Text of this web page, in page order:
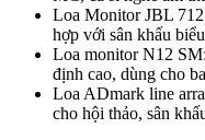
Loa Monitor JBL
hợp với sân khấu
Loa monitor N12
định cao, dùng cho
Loa ADmark line
cho hội thảo, sân